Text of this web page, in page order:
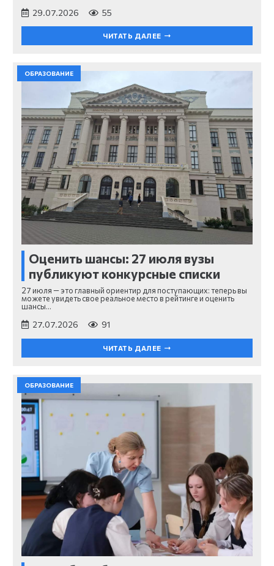
29.07.2026 55
ЧИТАТЬ ДАЛЕЕ
ОБРАЗОВАНИЕ
Оценить шансы: 27 июля вузы
публикуют конкурсные списки
27 июля — это главный ориентир для поступающих: теперь вы
можете увидеть свое реальное место в рейтинге и оценить
шансы…
27.07.2026 91
ЧИТАТЬ ДАЛЕЕ
ОБРАЗОВАНИЕ